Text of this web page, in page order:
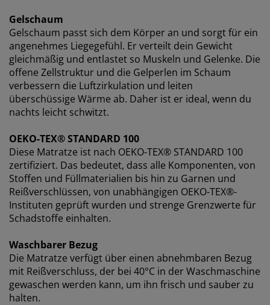
Gelschaum
Gelschaum passt sich dem Körper an und sorgt für ein
angenehmes Liegegefühl. Er verteilt dein Gewicht
gleichmäßig und entlastet so Muskeln und Gelenke. Die
offene Zellstruktur und die Gelperlen im Schaum
verbessern die Luftzirkulation und leiten
überschüssige Wärme ab. Daher ist er ideal, wenn du
nachts leicht schwitzt.
OEKO-TEX® STANDARD 100
Diese Matratze ist nach OEKO-TEX® STANDARD 100
zertifiziert. Das bedeutet, dass alle Komponenten, von
Stoffen und Füllmaterialien bis hin zu Garnen und
Reißverschlüssen, von unabhängigen OEKO-TEX®-
Instituten geprüft wurden und strenge Grenzwerte für
Schadstoffe einhalten.
Waschbarer Bezug
Die Matratze verfügt über einen abnehmbaren Bezug
mit Reißverschluss, der bei 40°C in der Waschmaschine
gewaschen werden kann, um ihn frisch und sauber zu
halten.